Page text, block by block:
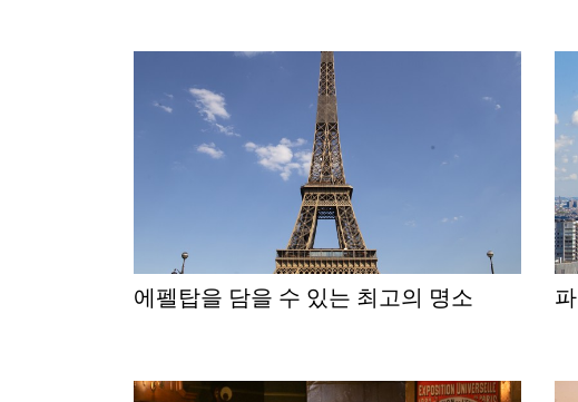
에펠탑을 담을 수 있는 최고의 명소